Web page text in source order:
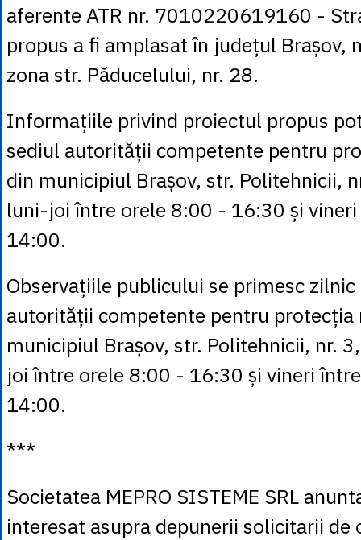
1 XDR = 5.9383
1 ZAR= 0.2318
aferente ATR nr. 7010220619160 -
propus a fi amplasat în județul Brașov,
zona str. Păducelului, nr. 28.
Informațiile privind proiectul propus
sediul autorității competente pentru
din municipiul Brașov, str. Politehnicii,
luni-joi între orele 8:00 - 16:30 și
14:00.
Observațiile publicului se primesc
autorității competente pentru protecția
municipiul Brașov, str. Politehnicii, nr.
joi între orele 8:00 - 16:30 și vineri
14:00.
***
Societatea MEPRO SISTEME SRL
interesat asupra depunerii solicitarii de